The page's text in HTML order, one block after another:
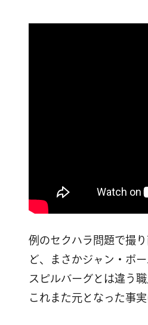
例のセクハラ問題で撮
ど、まさかジャン・ポ
スピルバーグとは違う職
これまた元となった事